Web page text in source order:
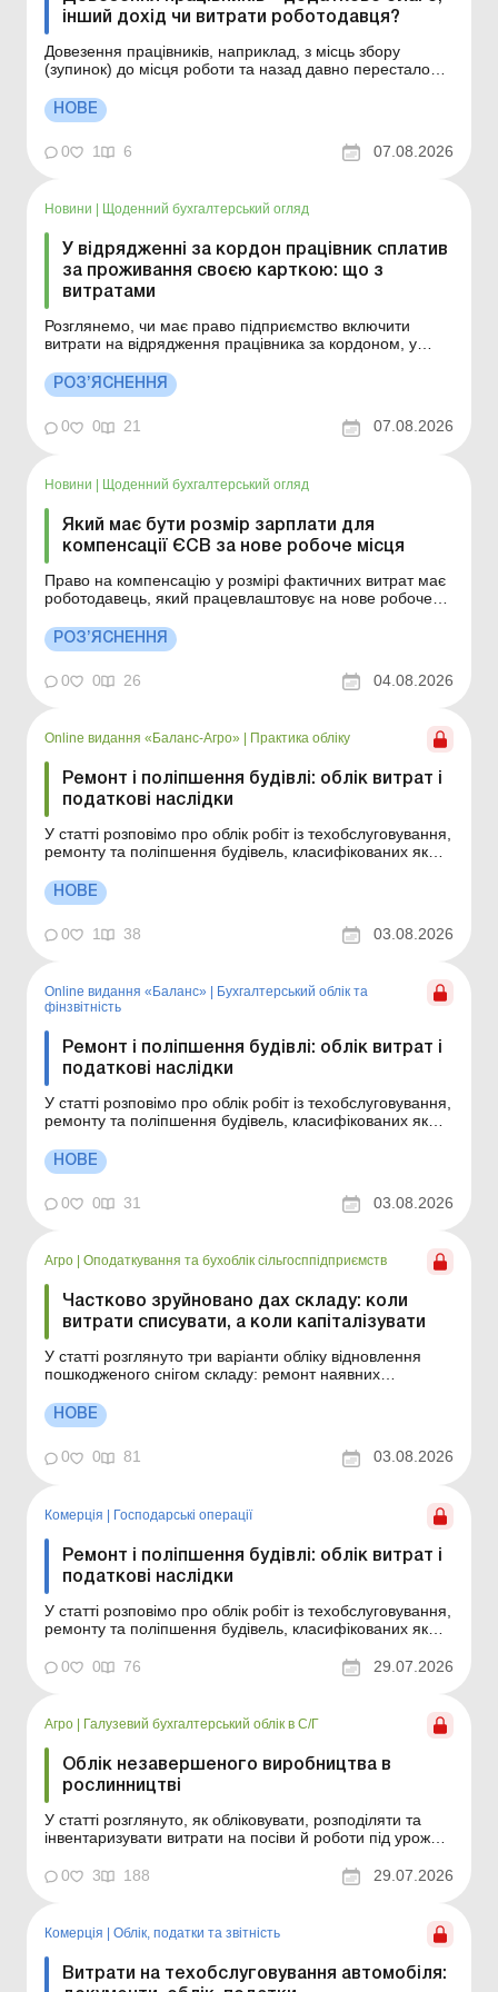
інший дохід чи витрати роботодавця?
Довезення працівників, наприклад, з місць збору
(зупинок) до місця роботи та назад давно перестало
роботодавців це питання безперервності виробництва,
кадрової стабільності, змінного графіка роботи,
віддаленості робочих місць або ж банальної відсутності
зр...
НОВЕ
0 1 6 07.08.2026
Новини Щоденний бухгалтерський огляд
У відрядженні за кордон працівник сплатив
за проживання своєю карткою: що з
витратами
Розглянемо, чи має право підприємство включити
витрати на відрядження працівника за кордоном, у
карткового рахунку працівника, що підтверджується
випискою банку. Більше за темою: Закордонне
відрядження з використанням особистої платіжної
картк...
РОЗ’ЯСНЕННЯ
0 0 21 07.08.2026
Новини | Щоденний бухгалтерський огляд
Який має бути розмір зарплати для
компенсації ЄСВ за нове робоче місця
Право на компенсацію у розмірі фактичних витрат має
роботодавець, який працевлаштовує на нове робоче
направленням центру зайнятості зареєстрованих
безробітних із забезпеченням зарплати у розмірі
щонайменше трьох мінімальних заробітних плат..
Деталі див. нижч...
РОЗ’ЯСНЕННЯ
0 0 26 04.08.2026
Online видання «Баланс-Агро» | Практика обліку
Ремонт і поліпшення будівлі: облік витрат і
податкові наслідки
У статті розповімо про облік робіт із техобслуговування,
ремонту та поліпшення будівель, класифікованих як
об’єкти інвестиційної нерухомості. Як визначити, чи є
будівля операційною чи інвестиційною нерухомістю?
НОВЕ
0 1 38 03.08.2026
Online видання «Баланс»
Бухгалтерський облік та
фінзвітність
Ремонт і поліпшення будівлі: облік витрат і
податкові наслідки
У статті розповімо про облік робіт із техобслуговування,
ремонту та поліпшення будівель, класифікованих як
об’єкти інвестиційної нерухомості. Як визначити, чи є
будівля операційною чи інвестиційною нерухомістю?
НОВЕ
0 0 31 03.08.2026
Агро Оподаткування та бухоблік сільгосппідприємств
Частково зруйновано дах складу: коли
витрати списувати, а коли капіталізувати
У статті розглянуто три варіанти обліку відновлення
пошкодженого снігом складу: ремонт наявних
частини та поєднання ремонтних і капітальних робіт в
одному кошторисі. Чи завжди капітальний ремонт даху
потрібно обліковувати на рахунку 151? Назв...
НОВЕ
0 0 81 03.08.2026
Комерція | Господарські операції
Ремонт і поліпшення будівлі: облік витрат і
податкові наслідки
У статті розповімо про облік робіт із техобслуговування,
ремонту та поліпшення будівель, класифікованих як
об’єкти інвестиційної нерухомості. Як визначити, чи є
будівля операційною чи інвестиційною нерухомістю?
0 0 76 29.07.2026
Агро Галузевий бухгалтерський облік в С/Г
Облік незавершеного виробництва в
рослинництві
У статті розглянуто, як обліковувати, розподіляти та
інвентаризувати витрати на посіви й роботи під урожай
приклади та зразки документів. Які витрати можна
залишити у складі незавершеного виробництва на
0 3 188 29.07.2026
Комерція Облік, податки та звiтнiсть
Витрати на техобслуговування автомобіля: